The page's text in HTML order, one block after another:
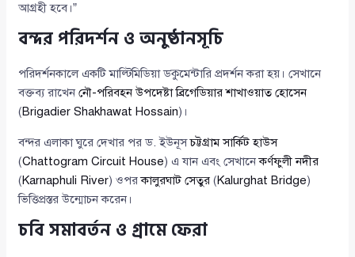
আগ্রহী হবে।”
বন্দর পরিদর্শন ও অনুষ্ঠানসূচি
পরিদর্শনকালে একটি মাল্টিমিডিয়া ডকুমেন্টারি প্রদর্শন করা হয়। সেখানে
বক্তব্য রাখেননৌ-পরিবহন উপদেষ্টা ব্রিগেডিয়ার শাখাওয়াত হোসেন
(Brigadier Shakhawat Hossain)।
বন্দর এলাকা ঘুরে দেখার পর ড. ইউনূসচট্টগ্রাম সার্কিট হাউস
(Chattogram Circuit House) এ যান এবং সেখানেকর্ণফুলী নদীর
(Karnaphuli River) ওপরকালুরঘাট সেতুর (Kalurghat Bridge)
ভিত্তিপ্রস্তর উন্মোচন করেন।
চবি সমাবর্তন ও গ্রামে ফেরা